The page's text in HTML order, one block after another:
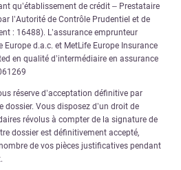
qu’établissement de crédit – Prestataire
l’Autorité de Contrôle Prudentiel et de
: 16488). L’assurance emprunteur
d.a.c. et MetLife Europe Insurance
en qualité d’intermédiaire en assurance
réserve d’acceptation définitive par
dossier. Vous disposez d’un droit de
révolus à compter de la signature de
dossier est définitivement accepté,
de vos pièces justificatives pendant